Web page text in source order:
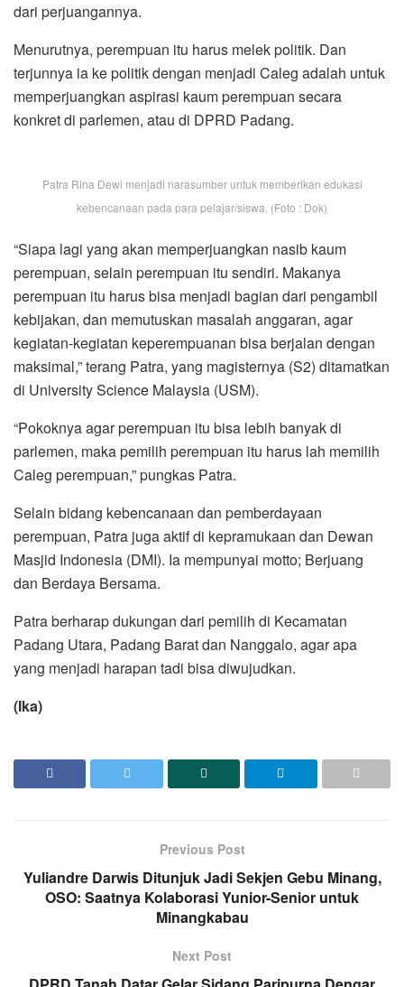
dari perjuangannya.
Menurutnya, perempuan itu harus melek politik. Dan
terjunnya ia ke politik dengan menjadi Caleg adalah untuk
memperjuangkan aspirasi kaum perempuan secara
konkret di parlemen, atau di DPRD Padang.
Patra Rina Dewi menjadi narasumber untuk memberikan edukasi
kebencanaan pada para pelajar/siswa. (Foto : Dok)
“Siapa lagi yang akan memperjuangkan nasib kaum
perempuan, selain perempuan itu sendiri. Makanya
perempuan itu harus bisa menjadi bagian dari pengambil
kebijakan, dan memutuskan masalah anggaran, agar
kegiatan-kegiatan keperempuanan bisa berjalan dengan
maksimal,” terang Patra, yang magisternya (S2) ditamatkan
di University Science Malaysia (USM).
“Pokoknya agar perempuan itu bisa lebih banyak di
parlemen, maka pemilih perempuan itu harus lah memilih
Caleg perempuan,” pungkas Patra.
Selain bidang kebencanaan dan pemberdayaan
perempuan, Patra juga aktif di kepramukaan dan Dewan
Masjid Indonesia (DMI). Ia mempunyai motto; Berjuang
dan Berdaya Bersama.
Patra berharap dukungan dari pemilih di Kecamatan
Padang Utara, Padang Barat dan Nanggalo, agar apa
yang menjadi harapan tadi bisa diwujudkan.
(Ika)
Previous Post
Yuliandre Darwis Ditunjuk Jadi Sekjen Gebu Minang,
OSO: Saatnya Kolaborasi Yunior-Senior untuk
Minangkabau
Next Post